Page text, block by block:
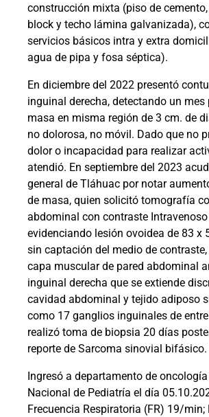
construcción mixta (piso de
block y techo lámina galvanizada),
servicios básicos intra y extra
agua de pipa y fosa séptica).
En diciembre del 2022 presentó
inguinal derecha, detectando un mes
masa en misma región de 3 cm. de
no dolorosa, no móvil. Dado que no
dolor o incapacidad para realizar
atendió. En septiembre del 2023
general de Tláhuac por notar
de masa, quien solicitó tomografía
abdominal con contraste Intravenoso
evidenciando lesión ovoidea de 83 x
sin captación del medio de
capa muscular de pared abdominal
inguinal derecha que se extiende
cavidad abdominal y tejido adiposo
como 17 ganglios inguinales de
realizó toma de biopsia 20 días
reporte de Sarcoma sinovial bifásico.
Ingresó a departamento de
Nacional de Pediatría el día
Frecuencia Respiratoria (FR) 19/min;